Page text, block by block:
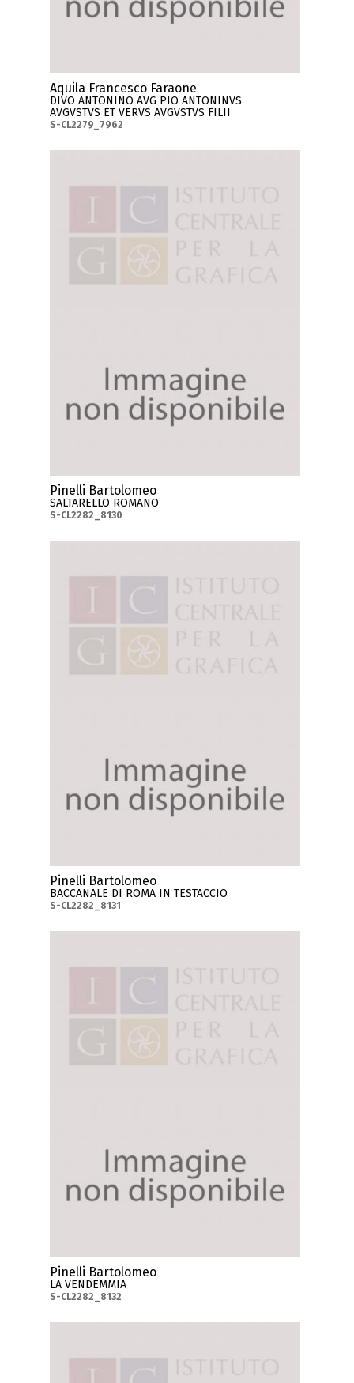
Aquila Francesco Faraone
DIVO ANTONINO AVG PIO ANTONINVS
AVGVSTVS ET VERVS AVGVSTVS FILII
S-CL2279_7962
Pinelli Bartolomeo
SALTARELLO ROMANO
S-CL2282_8130
Pinelli Bartolomeo
BACCANALE DI ROMA IN TESTACCIO
S-CL2282_8131
Pinelli Bartolomeo
LA VENDEMMIA
S-CL2282_8132